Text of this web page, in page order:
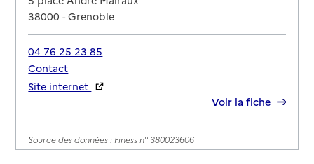
38000-Grenoble
04 76 25 23 85
Contact
Site internet
Voir la fiche
Source des données : Finess n° 380023606
Mis à jour le : 22/07/2026